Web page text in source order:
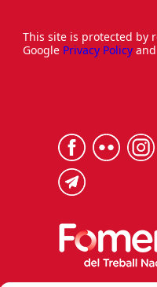
This site is protected by
Google Privacy Policy and